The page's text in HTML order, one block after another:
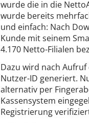
wurde die in die
wurde bereits
und einfach: Nach
Kunde mit seinem
4.170 Netto-Filialen
Dazu wird nach
Nutzer-ID generiert.
alternativ per
Kassensystem
Registrierung